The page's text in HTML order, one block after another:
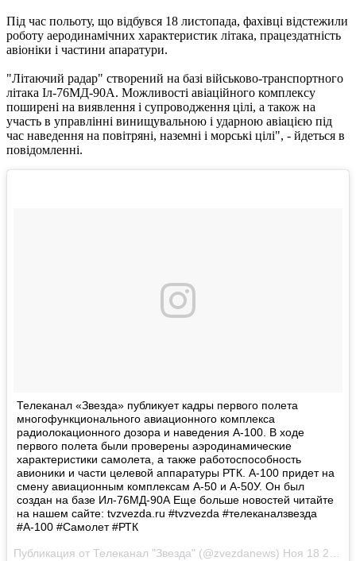
Під час польоту, що відбувся 18 листопада, фахівці відстежили
роботу аеродинамічних характеристик літака, працездатність
авіоніки і частини апаратури.
"Літаючий радар" створений на базі військово-транспортного
літака Іл-76МД-90А. Можливості авіаційного комплексу
поширені на виявлення і супроводження цілі, а також на
участь в управлінні винищувальною і ударною авіацією під
час наведення на повітряні, наземні і морські цілі", - йдеться в
повідомленні.
Телеканал «Звезда» публикует кадры первого полета
многофункционального авиационного комплекса
радиолокационного дозора и наведения А-100. В ходе
первого полета были проверены аэродинамические
характеристики самолета, а также работоспособность
авионики и части целевой аппаратуры РТК. А-100 придет на
смену авиационным комплексам А-50 и А-50У. Он был
создан на базе Ил-76МД-90А Еще больше новостей читайте
на нашем сайте: tvzvezda.ru #tvzvezda #телеканалзвезда
#А-100 #Самолет #РТК
Публикация от Телеканал "Звезда" (@zvezdanews) Ноя 18 2017 в 9:23 PST